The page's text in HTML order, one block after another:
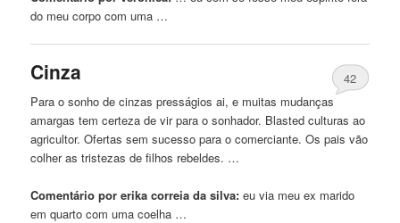
do meu corpo com uma …
Cinza
42
Para o sonho de cinzas presságios ai, e muitas mudanças
amargas tem certeza de vir para o sonhador. Blasted culturas ao
agricultor. Ofertas sem sucesso para o comerciante. Os pais vão
colher as tristezas de filhos rebeldes. …
Comentário por erika correia da silva: eu via meu ex marido
em quarto com uma coelha …